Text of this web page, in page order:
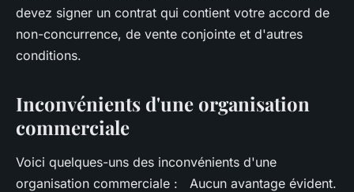
devez signer un contrat qui contient votre accord de
non-concurrence, de vente conjointe et d'autres
conditions.
Inconvénients d'une organisation
commerciale
Voici quelques-uns des inconvénients d'une
organisation commerciale : Aucun avantage évident.